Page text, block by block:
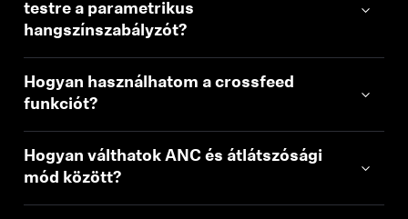
testre a parametrikus
hangszínszabályzót?
Hogyan használhatom a crossfeed
funkciót?
Hogyan válthatok ANC és átlátszósági
mód között?